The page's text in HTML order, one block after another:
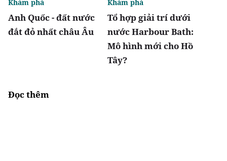
Anh Quốc - đất nước
đắt đỏ nhất châu Âu
Khám phá
Tổ hợp giải trí dưới
nước Harbour Bath:
Mô hình mới cho Hồ
Tây?
Khám phá
Đọc thêm